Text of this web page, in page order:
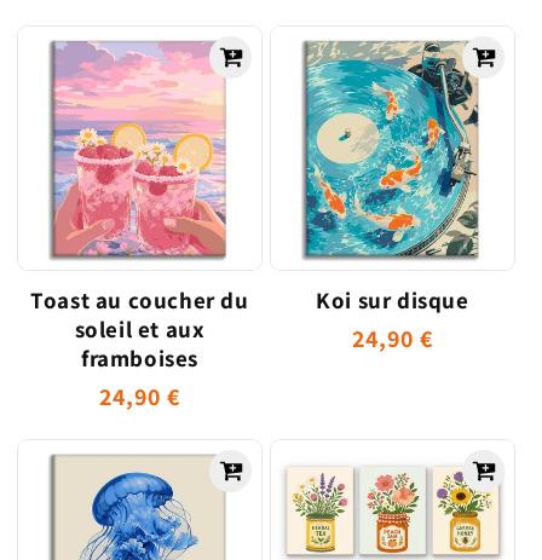
habituel
habituel
Toast au coucher du
soleil et aux
framboises
Prix
habituel
24,90 €
Koi sur disque
Prix
24,90 €